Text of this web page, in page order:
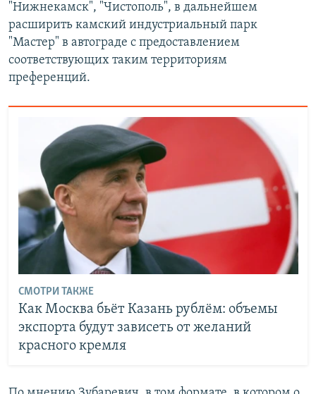
"Нижнекамск", "Чистополь", в дальнейшем
расширить камский индустриальный парк
"Мастер" в автограде с предоставлением
соответствующих таким территориям
преференций.
СМОТРИ ТАКЖЕ
Как Москва бьёт Казань рублём: объемы
экспорта будут зависеть от желаний
красного кремля